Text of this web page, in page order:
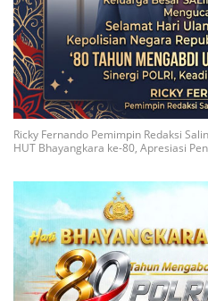
Ricky Fernando Pemimpin Redaksi
HUT Bhayangkara ke-80, Apresiasi